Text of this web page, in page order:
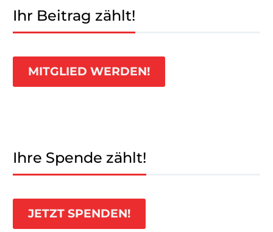
Ihr Beitrag zählt!
MITGLIED WERDEN!
Ihre Spende zählt!
JETZT SPENDEN!